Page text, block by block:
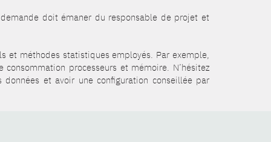
doit émaner du responsable de projet et
et méthodes statistiques employés. Par exemple,
processeurs et mémoire. N’hésitez
et avoir une configuration conseillée par